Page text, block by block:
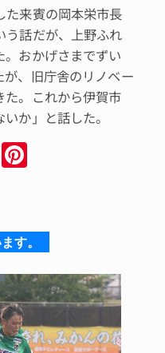
来賓の岡本栄市長
う話だが、上野ふれ
おかげさまでずい
、旧庁舎のリノベー
た。これから伊賀市
か」と話した。
F
a
re
st
す。